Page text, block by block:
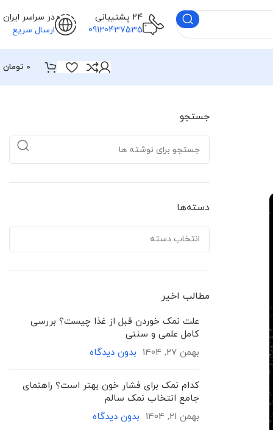
24 پشتیبانی
09120437535
در سراسر ایران
ارسال سریع
0 تومان
جستجو
دسته‌ها
مطالب اخیر
علت نمک خوردن قبل از غذا چیست؟ بررسی
کامل علمی و سنتی
بهمن 27, 1404
بدون دیدگاه
کدام نمک برای فشار خون بهتر است؟ راهنمای
جامع انتخاب نمک سالم
بهمن 21, 1404
بدون دیدگاه